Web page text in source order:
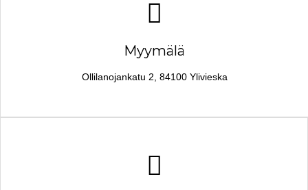
Myymälä
Ollilanojankatu 2, 84100 Ylivieska